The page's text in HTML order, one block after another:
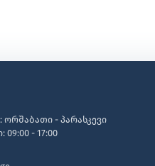
ორშაბათი - პარასკევი
09:00 - 17:00